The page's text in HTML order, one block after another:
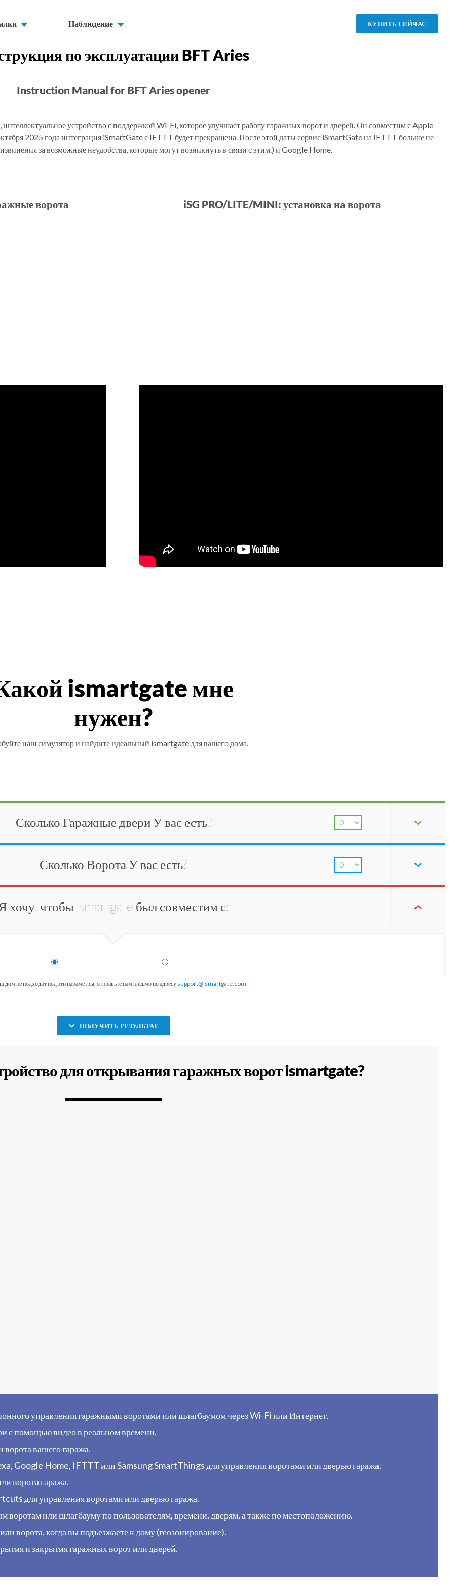
Наблюдение КУПИТЬ СЕЙЧАС
по эксплуатации BFT Aries
Instruction Manual for BFT Aries opener
интеллектуальное устройство с поддержкой Wi-Fi, которое улучшает работу гаражных ворот и дверей. Он совместим с Apple
2025 года интеграция iSmartGate с IFTTT будет прекращена. После этой даты сервис iSmartGate на IFTTT больше не
за возможные неудобства, которые могут возникнуть в связи с этим.) и Google Home.
ворота iSG PRO/LITE/MINI: установка на ворота
ismartgate мне
нужен?
наш симулятор и найдите идеальный ismartgate для вашего дома.
Сколько Гаражные двериУ вас есть?
Сколько Ворота У вас есть?
Я хочу, чтобы ismartgate был совместим с:
дом не подходит под эти параметры, отправьте нам письмо по адресуsupport@ismartgate.com
ПОЛУЧИТЬ РЕЗУЛЬТАТ
для открывания гаражных ворот ismartgate?
управления гаражными воротами или шлагбаумом через Wi-Fi или Интернет.
с помощью видео в реальном времени.
ворота вашего гаража.
Google Home, IFTTT или Samsung SmartThings для управления воротами или дверью гаража.
ворота гаража.
для управления воротами или дверью гаража.
воротам или шлагбауму по пользователям, времени, дверям, а также по местоположению.
ворота, когда вы подъезжаете к дому (геозонирование).
и закрытия гаражных ворот или дверей.